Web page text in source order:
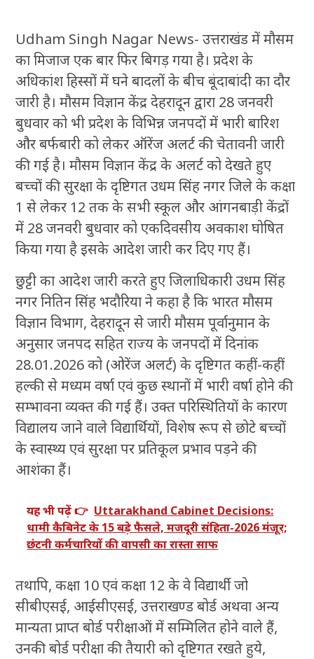
Udham Singh Nagar News- उत्तराखंड में मौसम
का मिजाज एक बार फिर बिगड़ गया है। प्रदेश के
अधिकांश हिस्सों में घने बादलों के बीच बूंदाबांदी का दौर
जारी है। मौसम विज्ञान केंद्र देहरादून द्वारा 28 जनवरी
बुधवार को भी प्रदेश के विभिन्न जनपदों में भारी बारिश
और बर्फबारी को लेकर ऑरेंज अलर्ट की चेतावनी जारी
की गई है। मौसम विज्ञान केंद्र के अलर्ट को देखते हुए
बच्चों की सुरक्षा के दृष्टिगत उधम सिंह नगर जिले के कक्षा
1 से लेकर 12 तक के सभी स्कूल और आंगनबाड़ी केंद्रों
में 28 जनवरी बुधवार को एकदिवसीय अवकाश घोषित
किया गया है इसके आदेश जारी कर दिए गए हैं।
छुट्टी का आदेश जारी करते हुए जिलाधिकारी उधम सिंह
नगर नितिन सिंह भदौरिया ने कहा है कि भारत मौसम
विज्ञान विभाग, देहरादून से जारी मौसम पूर्वानुमान के
अनुसार जनपद सहित राज्य के जनपदों में दिनांक
28.01.2026 को (ओरेंज अलर्ट) के दृष्टिगत कहीं-कहीं
हल्की से मध्यम वर्षा एवं कुछ स्थानों में भारी वर्षा होने की
सम्भावना व्यक्त की गई हैं। उक्त परिस्थितियों के कारण
विद्यालय जाने वाले विद्यार्थियों, विशेष रूप से छोटे बच्चों
के स्वास्थ्य एवं सुरक्षा पर प्रतिकूल प्रभाव पड़ने की
आशंका हैं।
यह भी पढ़ें 👉 Uttarakhand Cabinet Decisions:
धामी कैबिनेट के 15 बड़े फैसले, मजदूरी संहिता-2026 मंजूर;
छंटनी कर्मचारियों की वापसी का रास्ता साफ
तथापि, कक्षा 10 एवं कक्षा 12 के वे विद्यार्थी जो
सीबीएसई, आईसीएसई, उत्तराखण्ड बोर्ड अथवा अन्य
मान्यता प्राप्त बोर्ड परीक्षाओं में सम्मिलित होने वाले हैं,
उनकी बोर्ड परीक्षा की तैयारी को दृष्टिगत रखते हुये,